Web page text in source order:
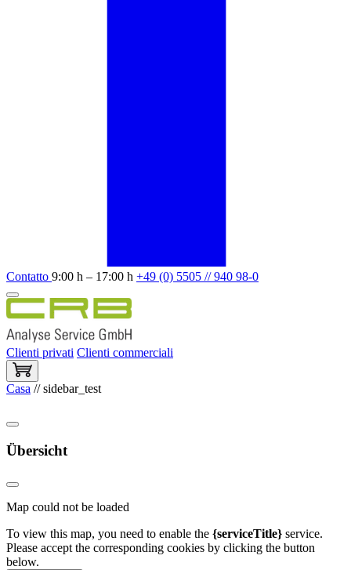
Contatto 9:00 h – 17:00 h +49 (0) 5505 // 940 98-0
Clienti privati Clienti commerciali
Casa //sidebar_test
Übersicht
Map could not be loaded
To view this map, you need to enable the {serviceTitle} service.
Please accept the corresponding cookies by clicking the button
below.